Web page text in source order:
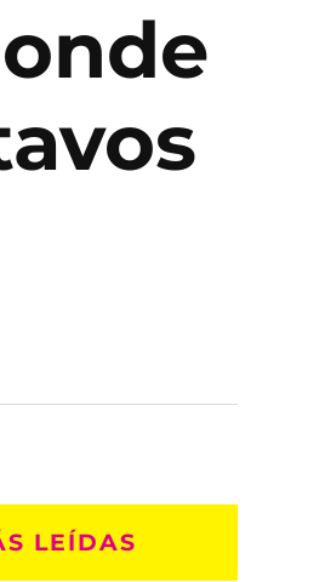
LEÍDAS